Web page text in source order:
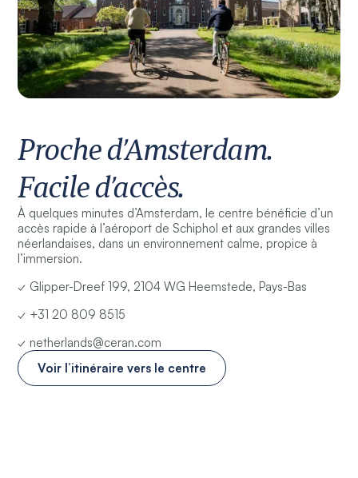
Proche d’Amsterdam.
Facile d’accès.
À quelques minutes d’Amsterdam, le centre bénéficie d’un
accès rapide à l’aéroport de Schiphol et aux grandes villes
néerlandaises, dans un environnement calme, propice à
l’immersion.
✓ Glipper-Dreef 199, 2104 WG Heemstede, Pays-Bas
✓ +31 20 809 8515
✓ netherlands@ceran.com
Voir l’itinéraire vers le centre